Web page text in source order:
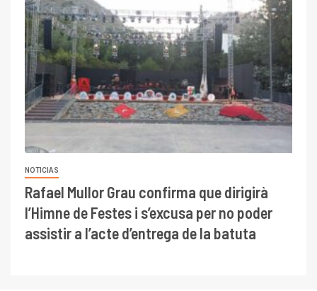
NOTICIAS
Rafael Mullor Grau confirma que dirigirà
l’Himne de Festes i s’excusa per no poder
assistir a l’acte d’entrega de la batuta